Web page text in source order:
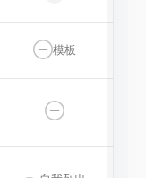
模板